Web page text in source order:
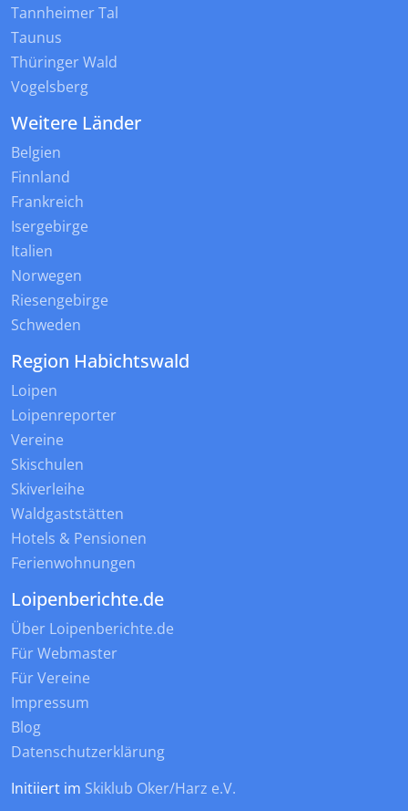
Tannheimer Tal
Taunus
Thüringer Wald
Vogelsberg
Weitere Länder
Belgien
Finnland
Frankreich
Isergebirge
Italien
Norwegen
Riesengebirge
Schweden
Region Habichtswald
Loipen
Loipenreporter
Vereine
Skischulen
Skiverleihe
Waldgaststätten
Hotels & Pensionen
Ferienwohnungen
Loipenberichte.de
Über Loipenberichte.de
Für Webmaster
Für Vereine
Impressum
Blog
Datenschutzerklärung
Initiiert im Skiklub Oker/Harz e.V.